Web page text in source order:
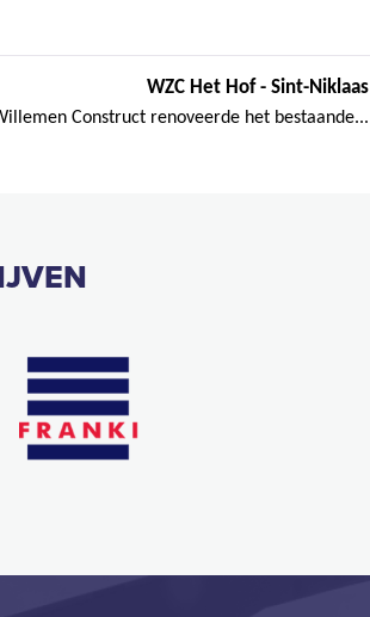
WZC Het Hof - Sint-Niklaas
Construct renoveerde het bestaande...